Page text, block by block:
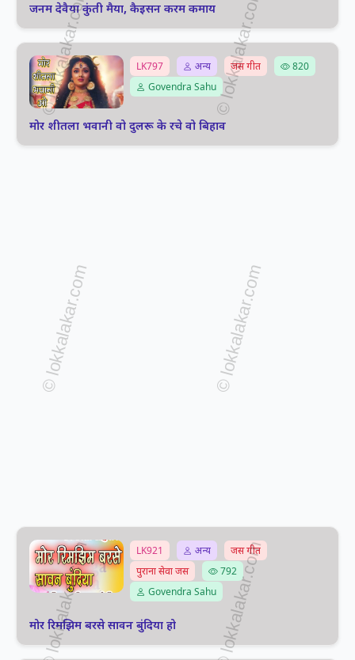
जनम देवैया कुंती मैया, कैइसन करम कमाय
LK797 अन्य जस गीत
820
Govendra Sahu
मोर शीतला भवानी वो दुलरू के रचे वो बिहाव
LK921 अन्य
जस गीत
पुराना सेवा जस
792
Govendra Sahu
मोर रिमझिम बरसे सावन बुंदिया हो